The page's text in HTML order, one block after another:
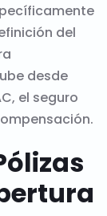
del
desde
el seguro